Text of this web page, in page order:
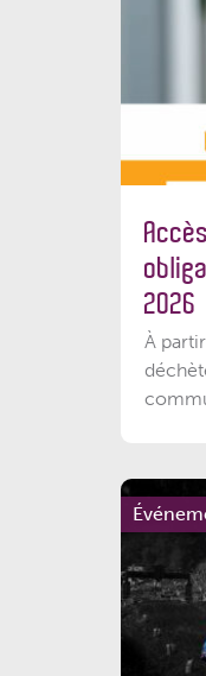
2026
À